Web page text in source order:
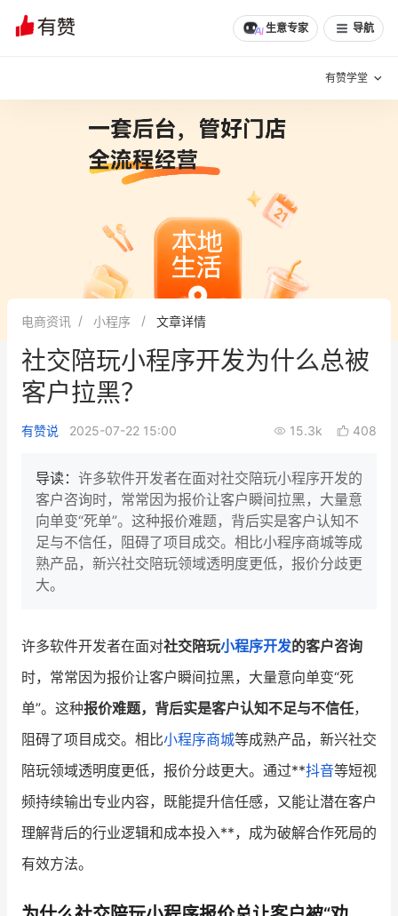
生意专家 导航
有赞学堂
增长方法
有赞专家说
新零售最佳实践
面对面聊增长
新零售大会
增长产品指南
智库 产品场景库
产品更新动态
新零售资讯
培训课程
增长俱乐部
增长俱乐部
电商资讯 小程序 文章详情
社交陪玩小程序开发为什么总被
客户拉黑？
有赞说 2025-07-22 15:00 15.3k 408
导读： 许多软件开发者在面对社交陪玩小程序开发的
客户咨询时，常常因为报价让客户瞬间拉黑，大量意
向单变“死单”。这种报价难题，背后实是客户认知不
足与不信任，阻碍了项目成交。相比小程序商城等成
熟产品，新兴社交陪玩领域透明度更低，报价分歧更
大。
许多软件开发者在面对社交陪玩小程序开发的客户咨询
时，常常因为报价让客户瞬间拉黑，大量意向单变“死
单”。这种报价难题，背后实是客户认知不足与不信任，
阻碍了项目成交。相比小程序商城等成熟产品，新兴社交
陪玩领域透明度更低，报价分歧更大。通过**抖音等短视
频持续输出专业内容，既能提升信任感，又能让潜在客户
理解背后的行业逻辑和成本投入**，成为破解合作死局的
有效方法。